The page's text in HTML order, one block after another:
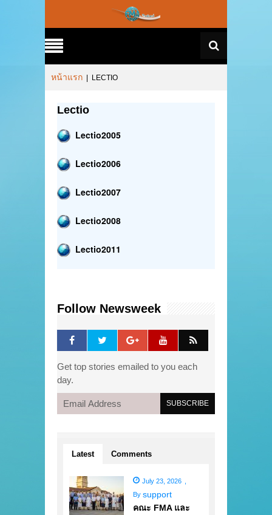
หน้าแรก LECTIO
Lectio
Lectio2005
Lectio2006
Lectio2007
Lectio2008
Lectio2011
Follow Newsweek
Get top stories emailed to you each
day.
Latest Comments
July 23, 2026
By support
คณะ FMA และ